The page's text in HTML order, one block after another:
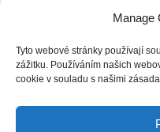
Manage
Tyto webové stránky používají
zážitku. Používáním našich
cookie v souladu s našimi